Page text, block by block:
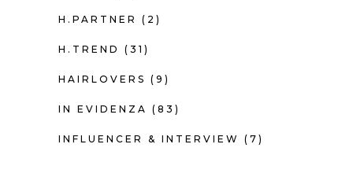
H.PARTNER (2)
H.TREND (31)
HAIRLOVERS (9)
IN EVIDENZA (83)
INFLUENCER & INTERVIEW (7)